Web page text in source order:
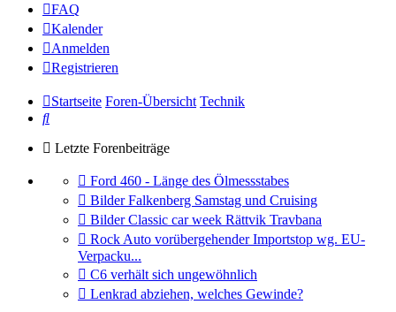
FAQ
Kalender
Anmelden
Registrieren
Startseite Foren-Übersicht Technik
Suche
Letzte Forenbeiträge
Gehe
zum
letzten
Beitrag
Ford 460 - Länge des Ölmessstabes
Gehe
zum
letzten
Beitrag
Bilder Falkenberg Samstag und Cruising
Gehe
zum
letzten
Beitrag
Bilder Classic car week Rättvik Travbana
Gehe
zum
letzten
Beitrag
Rock Auto vorübergehender Importstop wg. EU-
Verpacku...
Gehe
zum
letzten
C6 verhält sich ungewöhnlich
Gehe
Lenkrad abziehen, welches Gewinde?